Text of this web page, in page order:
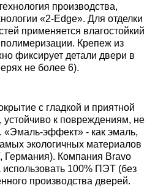
производства,
«2-Edge». Для отделки
применяется влагостойкий
Крепеж из
фиксирует детали двери в
не более 6).
c гладкой и приятной
к повреждениям, не
«Эмаль-эффект» - как эмаль,
экологичных материалов
Германия). Компания Bravo
100% ПЭТ (без
производства дверей.